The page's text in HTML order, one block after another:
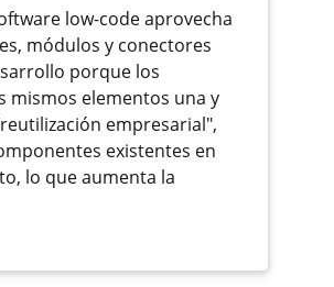
low-code aprovecha
módulos y conectores
porque los
mismos elementos una y
empresarial",
existentes en
lo que aumenta la